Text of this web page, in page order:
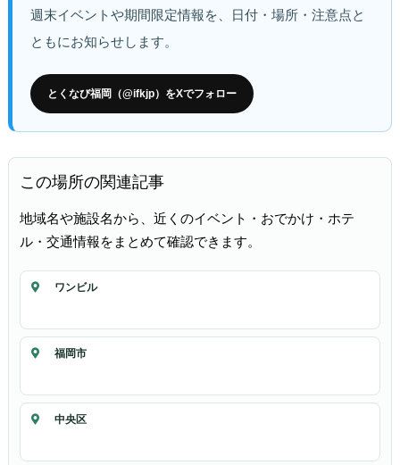
週末イベントや期間限定情報を、日付・場所・注意点と
ともにお知らせします。
とくなび福岡（@ifkjp）をXでフォロー
この場所の関連記事
地域名や施設名から、近くのイベント・おでかけ・ホテ
ル・交通情報をまとめて確認できます。
ワンビル
福岡市
中央区